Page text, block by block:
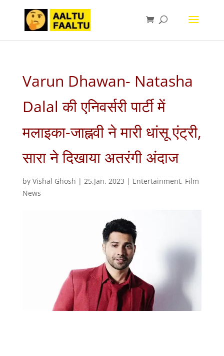
Varun Dhawan- Natasha
Dalal की एनिवर्सरी पार्टी में
मलाइका-जाह्नवी ने मारी धांसू एंट्री,
सारा ने दिखाया अतरंगी अंदाज
by Vishal Ghosh | 25,Jan, 2023 | Entertainment, Film
News